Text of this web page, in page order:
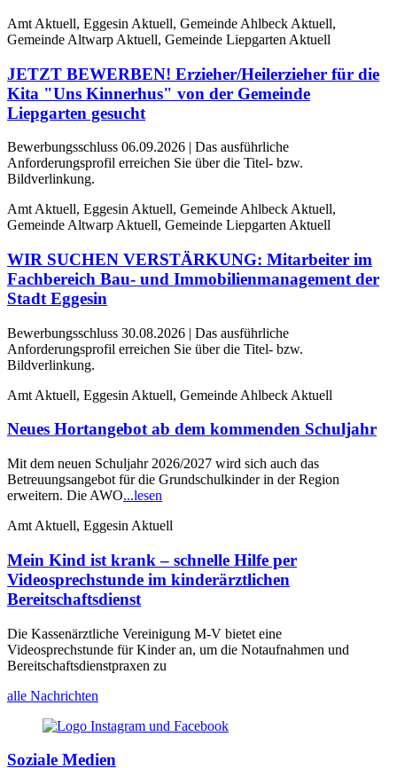
Amt Aktuell, Eggesin Aktuell, Gemeinde Ahlbeck Aktuell,
Gemeinde Altwarp Aktuell, Gemeinde Liepgarten Aktuell
JETZT BEWERBEN! Erzieher/Heilerzieher für die
Kita "Uns Kinnerhus" von der Gemeinde
Liepgarten gesucht
Bewerbungsschluss 06.09.2026 | Das ausführliche
Anforderungsprofil erreichen Sie über die Titel- bzw.
Bildverlinkung.
Amt Aktuell, Eggesin Aktuell, Gemeinde Ahlbeck Aktuell,
Gemeinde Altwarp Aktuell, Gemeinde Liepgarten Aktuell
WIR SUCHEN VERSTÄRKUNG: Mitarbeiter im
Fachbereich Bau- und Immobilienmanagement der
Stadt Eggesin
Bewerbungsschluss 30.08.2026 | Das ausführliche
Anforderungsprofil erreichen Sie über die Titel- bzw.
Bildverlinkung.
Amt Aktuell, Eggesin Aktuell, Gemeinde Ahlbeck Aktuell
Neues Hortangebot ab dem kommenden Schuljahr
Mit dem neuen Schuljahr 2026/2027 wird sich auch das
Betreuungsangebot für die Grundschulkinder in der Region
erweitern. Die AWO...lesen
Amt Aktuell, Eggesin Aktuell
Mein Kind ist krank – schnelle Hilfe per
Videosprechstunde im kinderärztlichen
Bereitschaftsdienst
Die Kassenärztliche Vereinigung M-V bietet eine
Videosprechstunde für Kinder an, um die Notaufnahmen und
Bereitschaftsdienstpraxen zu
alle Nachrichten
Soziale Medien